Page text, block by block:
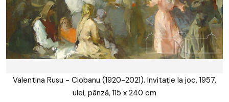
Valentina Rusu - Ciobanu (1920-2021). Invitație la joc, 1957,
ulei, pânză, 115 x 240 cm